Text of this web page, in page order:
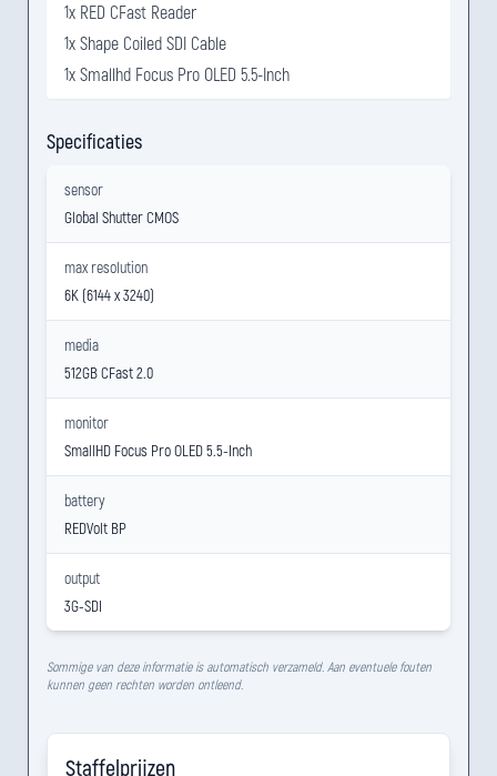
1x RED CFast Reader
1x Shape Coiled SDI Cable
1x Smallhd Focus Pro OLED 5.5-Inch
Specificaties
sensor
Global Shutter CMOS
max resolution
6K (6144 x 3240)
media
512GB CFast 2.0
monitor
SmallHD Focus Pro OLED 5.5-Inch
battery
REDVolt BP
output
3G-SDI
Sommige van deze informatie is automatisch verzameld. Aan eventuele fouten
kunnen geen rechten worden ontleend.
Staffelprijzen